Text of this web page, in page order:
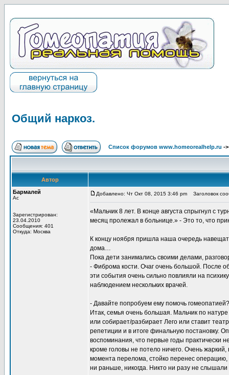
Общий наркоз.
Список форумов www.homeorealhelp.ru -
Автор
Бармалей
Ас
Зарегистрирован:
23.04.2010
Сообщения: 401
Откуда: Москва
Добавлено: Чт Окт 08, 2015 3:46 pm Заголовок
«Мальчик 8 лет. В конце августа спрыгнул с
месяц пролежал в больнице.» - Это то, что
К концу ноября пришла наша очередь
дома…
Пока дети занимались своими делами,
- Фиброма кости. Очаг очень большой. После
эти события очень сильно повлияли на
наблюдением нескольких врачей.
- Давайте попробуем ему помочь гомеопатией?
Итак, семья очень большая. Мальчик по
или собирает/разбирает Лего или ставит
репетиции и в итоге финальную постановку.
воспоминания, что первые годы практически
кроме головы не потело ничего. Очень
момента перелома, стойко перенес
ни раньше, никогда. Никто ни разу не слышали